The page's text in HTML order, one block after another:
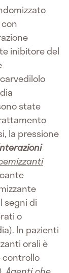
inibitore del
state
la pressione
segni di
o
In pazienti
orali è